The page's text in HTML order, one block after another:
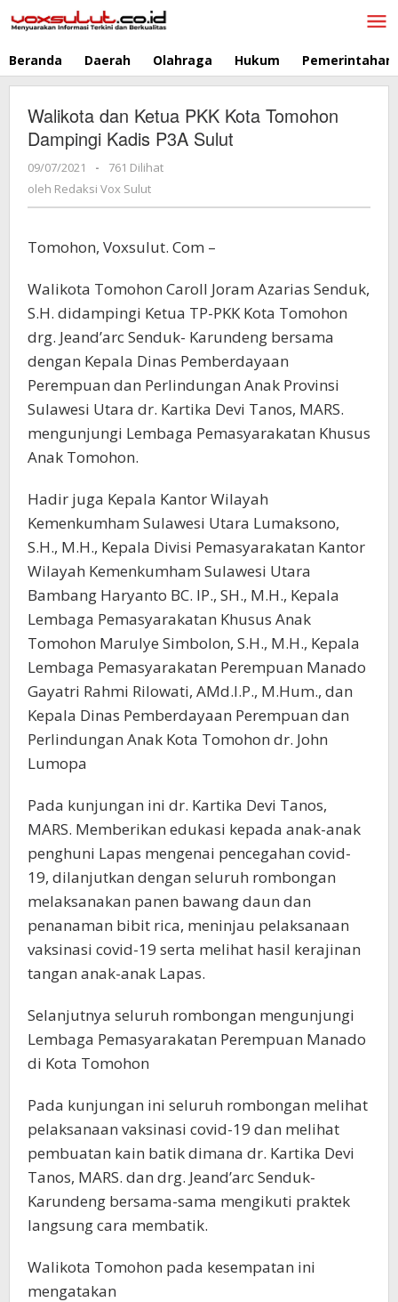
ke
Beranda Daerah Olahraga Hukum Pemerintahan
Walikota dan Ketua PKK Kota Tomohon
Dampingi Kadis P3A Sulut
09/07/2021
oleh
Redaksi
-
761 Dilihat
oleh Redaksi Vox Sulut
Tomohon, Voxsulut. Com –
Walikota Tomohon Caroll Joram Azarias Senduk,
S.H. didampingi Ketua TP-PKK Kota Tomohon
drg. Jeand’arc Senduk- Karundeng bersama
dengan Kepala Dinas Pemberdayaan
Perempuan dan Perlindungan Anak Provinsi
Sulawesi Utara dr. Kartika Devi Tanos, MARS.
mengunjungi Lembaga Pemasyarakatan Khusus
Anak Tomohon.
Hadir juga Kepala Kantor Wilayah
Kemenkumham Sulawesi Utara Lumaksono,
S.H., M.H., Kepala Divisi Pemasyarakatan Kantor
Wilayah Kemenkumham Sulawesi Utara
Bambang Haryanto BC. IP., SH., M.H., Kepala
Lembaga Pemasyarakatan Khusus Anak
Tomohon Marulye Simbolon, S.H., M.H., Kepala
Lembaga Pemasyarakatan Perempuan Manado
Gayatri Rahmi Rilowati, AMd.I.P., M.Hum., dan
Kepala Dinas Pemberdayaan Perempuan dan
Perlindungan Anak Kota Tomohon dr. John
Lumopa
Pada kunjungan ini dr. Kartika Devi Tanos,
MARS. Memberikan edukasi kepada anak-anak
penghuni Lapas mengenai pencegahan covid-
19, dilanjutkan dengan seluruh rombongan
melaksanakan panen bawang daun dan
penanaman bibit rica, meninjau pelaksanaan
vaksinasi covid-19 serta melihat hasil kerajinan
tangan anak-anak Lapas.
Selanjutnya seluruh rombongan mengunjungi
Lembaga Pemasyarakatan Perempuan Manado
di Kota Tomohon
Pada kunjungan ini seluruh rombongan melihat
pelaksanaan vaksinasi covid-19 dan melihat
pembuatan kain batik dimana dr. Kartika Devi
Tanos, MARS. dan drg. Jeand’arc Senduk-
Karundeng bersama-sama mengikuti praktek
langsung cara membatik.
Walikota Tomohon pada kesempatan ini
mengatakan